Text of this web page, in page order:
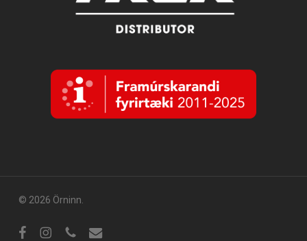
© 2026 Örninn.
FacebookInstagram
sími tölvupóstur